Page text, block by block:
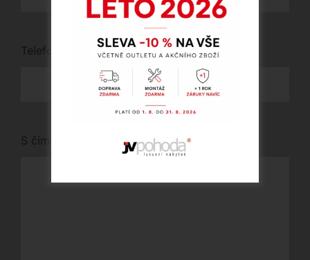
Telefon
S čím vám můžeme pomoci?